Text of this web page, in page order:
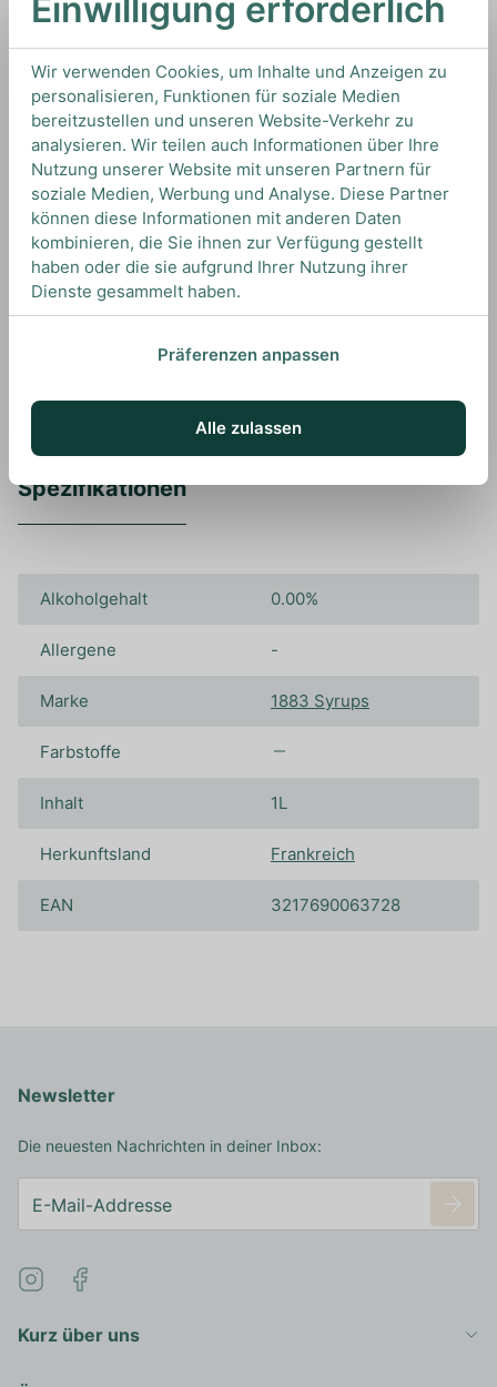
1L
Artikelnummer: 19824
Sirups von 1883 von1883 SyrupsausFrankreich
TIPS & TRICKS
HOW TO DRINK
Wir empfehlen dieses Mangopüree für
verschiedene Desserts oder spannende
Spezifikationen
Alkoholgehalt 0.00%
Allergene -
Marke 1883 Syrups
Farbstoffe
Inhalt 1L
Herkunftsland Frankreich
EAN 3217690063728
Kurz über uns
Newsletter
Die neuesten Nachrichten in deiner Inbox:
Einwilligung erforderlich
Wir verwenden Cookies, um Inhalte und Anzeigen zu
personalisieren, Funktionen für soziale Medien
bereitzustellen und unseren Website-Verkehr zu
analysieren. Wir teilen auch Informationen über Ihre
Nutzung unserer Website mit unseren Partnern für
soziale Medien, Werbung und Analyse. Diese Partner
können diese Informationen mit anderen Daten
kombinieren, die Sie ihnen zur Verfügung gestellt
haben oder die sie aufgrund Ihrer Nutzung ihrer
Dienste gesammelt haben.
Präferenzen anpassen
Alle zulassen